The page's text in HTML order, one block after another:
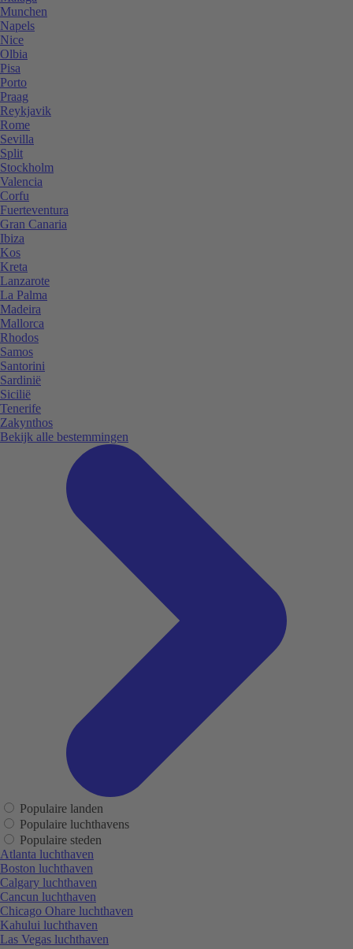
Munchen
Napels
Nice
Olbia
Pisa
Porto
Praag
Reykjavik
Rome
Sevilla
Split
Stockholm
Valencia
Corfu
Fuerteventura
Gran Canaria
Ibiza
Kos
Kreta
Lanzarote
La Palma
Madeira
Mallorca
Rhodos
Samos
Santorini
Sardinië
Sicilië
Tenerife
Zakynthos
Bekijk alle bestemmingen
Populaire landen
Populaire luchthavens
Populaire steden
Atlanta luchthaven
Boston luchthaven
Calgary luchthaven
Cancun luchthaven
Chicago Ohare luchthaven
Kahului luchthaven
Las Vegas luchthaven